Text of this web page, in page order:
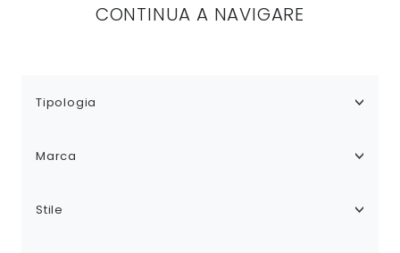
CONTINUA A NAVIGARE
Tipologia
Marca
Stile